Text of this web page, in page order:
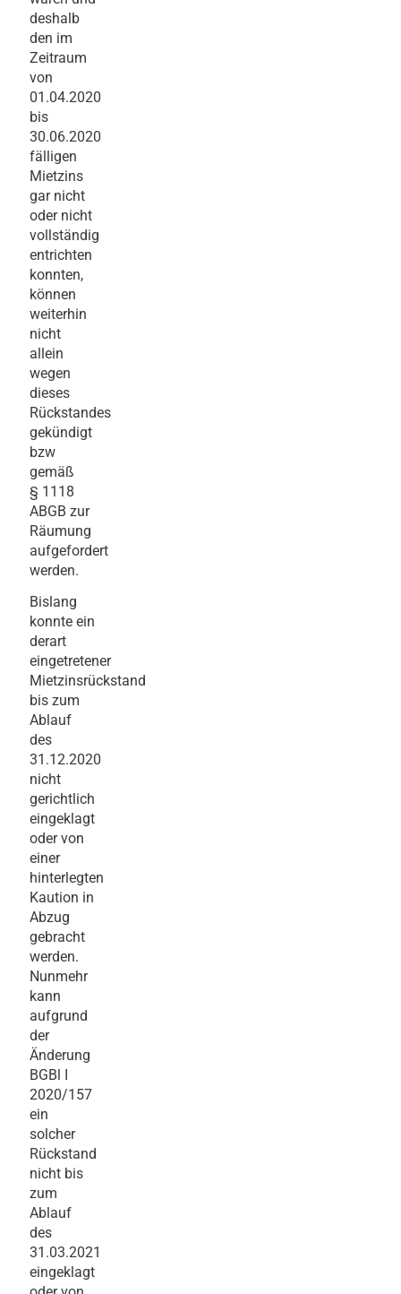
deshalb
den im
Zeitraum
von
01.04.2020
bis
30.06.2020
fälligen
Mietzins
gar nicht
oder nicht
vollständig
entrichten
konnten,
können
weiterhin
nicht
allein
wegen
dieses
Rückstandes
gekündigt
bzw
gemäß
§ 1118
ABGB zur
Räumung
aufgefordert
werden.
Bislang
konnte ein
derart
eingetretener
Mietzinsrückstand
bis zum
Ablauf
des
31.12.2020
nicht
gerichtlich
eingeklagt
oder von
einer
hinterlegten
Kaution in
Abzug
gebracht
werden.
Nunmehr
kann
aufgrund
der
Änderung
BGBl I
2020/157
ein
solcher
Rückstand
nicht bis
zum
Ablauf
des
31.03.2021
eingeklagt